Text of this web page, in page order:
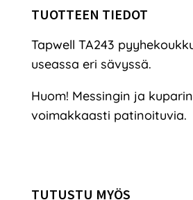
TUOTTEEN TIEDOT
Tapwell TA243
useassa eri sävyssä.
Huom! Messingin ja
voimakkaasti patinoituvia.
TUTUSTU MYÖS